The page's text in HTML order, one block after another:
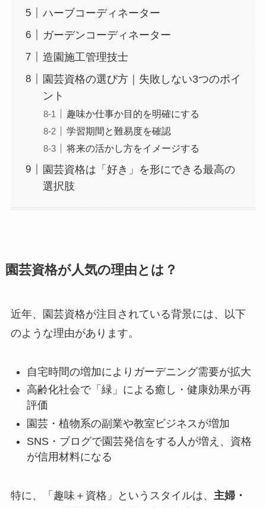
ハーブコーディネーター
ガーデンコーディネーター
造園施工管理技士
園芸資格の選び方｜失敗しない3つのポイ
ント
趣味か仕事か目的を明確にする
学習期間と難易度を確認
将来の活かし方をイメージする
園芸資格は「好き」を形にできる最高の
選択肢
園芸資格が人気の理由とは？
近年、園芸資格が注目されている背景には、以下
のような理由があります。
自宅時間の増加によりガーデニング需要が拡大
高齢化社会で「緑」による癒し・健康効果が再
評価
園芸・植物系の副業や教室ビジネスが増加
SNS・ブログで園芸発信をする人が増え、資格
が信用材料になる
特に、「趣味＋資格」というスタイルは、 主婦・